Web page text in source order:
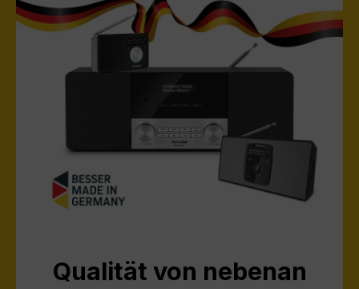
Qualität von nebenan